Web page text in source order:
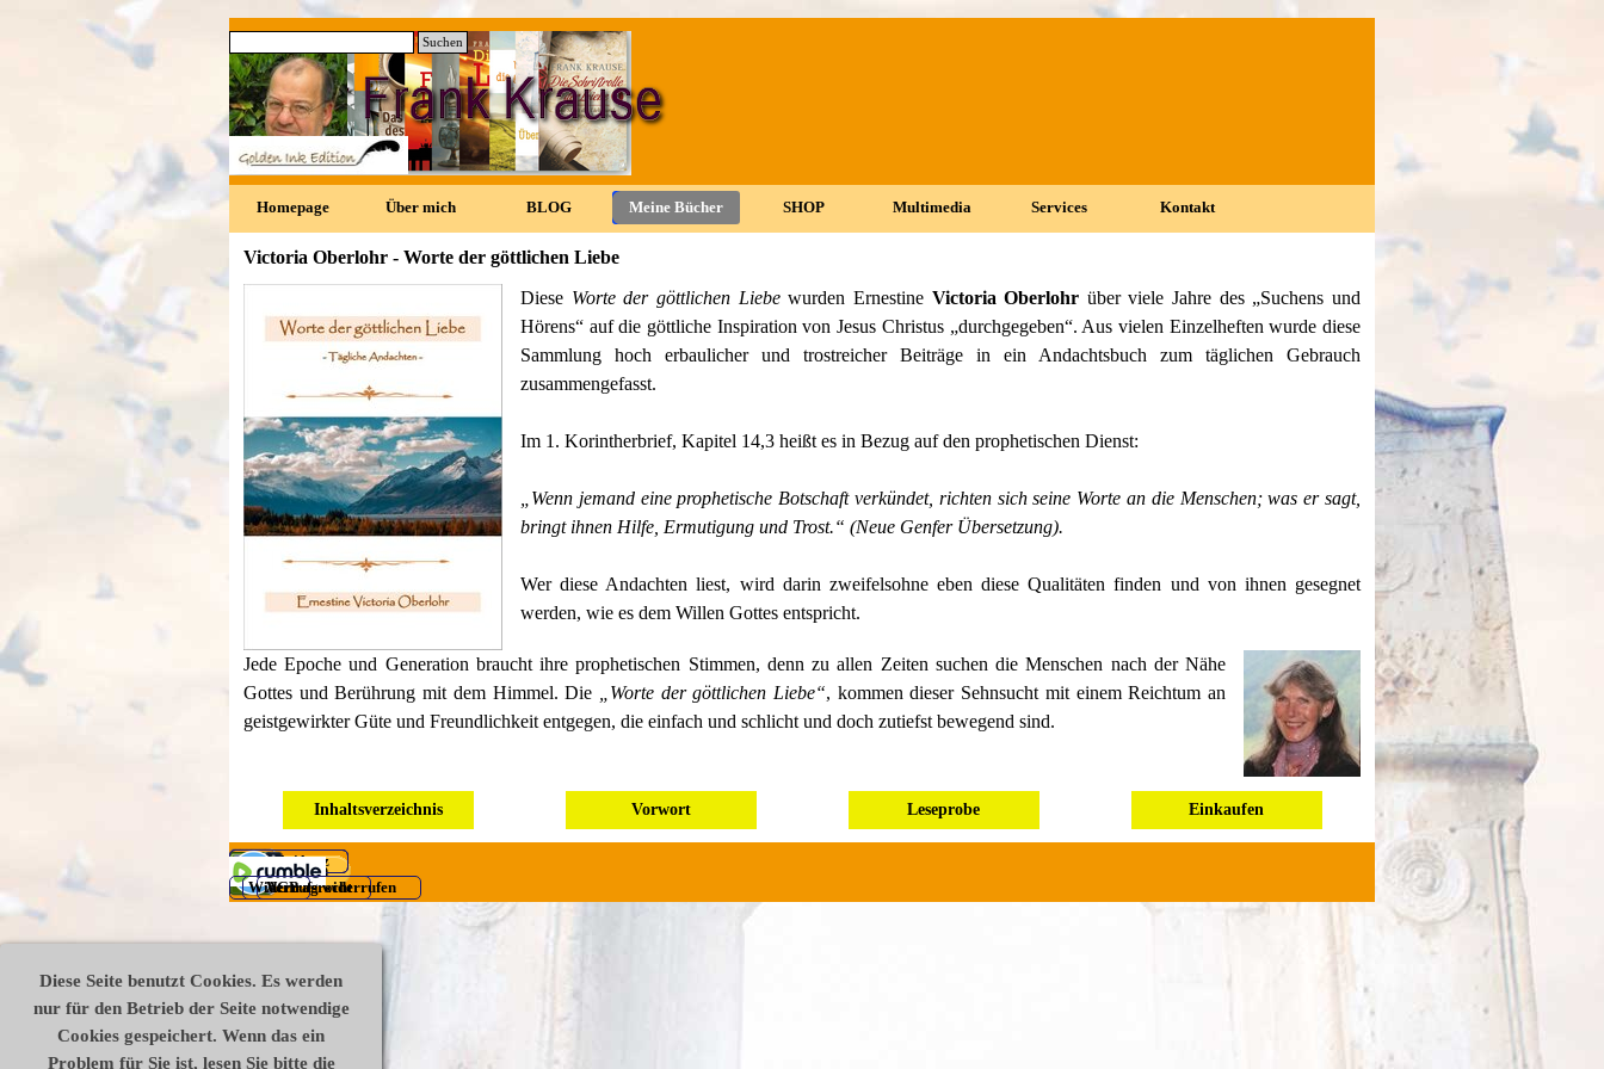
Diese Seite benutzt Cookies. Es werden
nur für den Betrieb der Seite notwendige
Cookies gespeichert. Wenn das ein
Problem für Sie ist, lesen Sie bitte die
Direkt zum Seiteninhalt
Suchen
0
Menü überspringen
Homepage Über mich ▼
BLOG ▼
Meine Bücher ▼
SHOP ▼
Multimedia ▼
Services ▼
Kontakt
Victoria Oberlohr - Worte der göttlichen Liebe
Diese Worte der göttlichen Liebewurden Ernestine Victoria Oberlohr über viele Jahre des „Suchens und
Hörens“ auf die göttliche Inspiration von Jesus Christus „durchgegeben“. Aus vielen Einzelheften wurde diese
Sammlung hoch erbaulicher und trostreicher Beiträge in ein Andachtsbuch zum täglichen Gebrauch
zusammengefasst.
Im 1. Korintherbrief, Kapitel 14,3 heißt es in Bezug auf den prophetischen Dienst:
„Wenn jemand eine prophetische Botschaft verkündet, richten sich seine Worte an die Menschen; was er sagt,
bringt ihnen Hilfe, Ermutigung und Trost.“ (Neue Genfer Übersetzung).
Wer diese Andachten liest, wird darin zweifelsohne eben diese Qualitäten finden und von ihnen gesegnet
werden, wie es dem Willen Gottes entspricht.
Jede Epoche und Generation braucht ihre prophetischen Stimmen, denn zu allen Zeiten suchen die Menschen nach der Nähe
Gottes und Berührung mit dem Himmel. Die
„Worte der göttlichen Liebe“, kommen dieser Sehnsucht mit einem Reichtum an
geistgewirkter Güte und Freundlichkeit entgegen, die einfach und schlicht und doch zutiefst bewegend sind.
Inhaltsverzeichnis Vorwort Leseprobe Einkaufen
Datenschutz
Disclaimer
Impressum
AGB
Widerrufsrecht
Vertrag widerrufen
Zurück zum Seiteninhalt